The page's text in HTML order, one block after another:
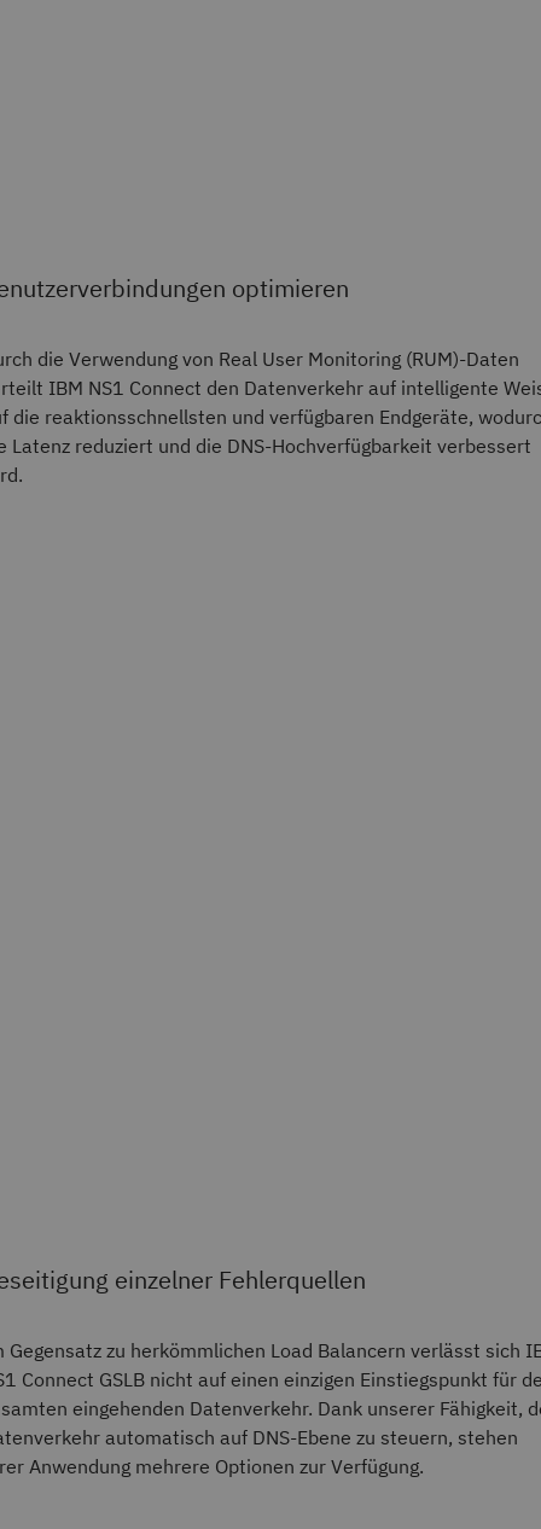
optimieren
die Verwendung von Real User Monitoring (RUM)-Daten
IBM NS1 Connect den Datenverkehr auf intelligente
die reaktionsschnellsten und verfügbaren Endgeräte,
Latenz reduziert und die DNS-Hochverfügbarkeit verbessert
einzelner Fehlerquellen
Gegensatz zu herkömmlichen Load Balancern verlässt sich
Connect GSLB nicht auf einen einzigen Einstiegspunkt für
eingehenden Datenverkehr. Dank unserer Fähigkeit,
automatisch auf DNS-Ebene zu steuern, stehen
Anwendung mehrere Optionen zur Verfügung.